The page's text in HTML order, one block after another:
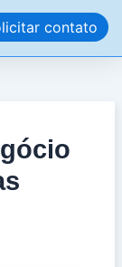
contato